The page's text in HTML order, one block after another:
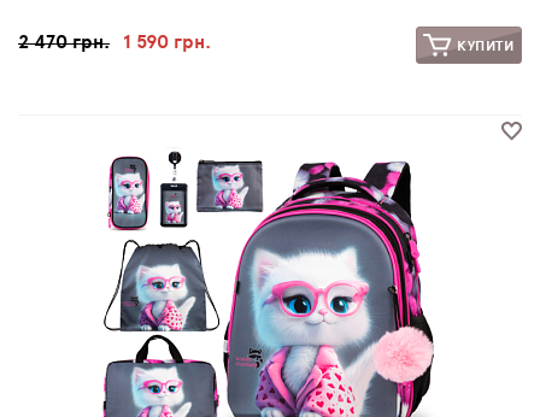
2 470 грн. 1 590 грн. КУПИТИ